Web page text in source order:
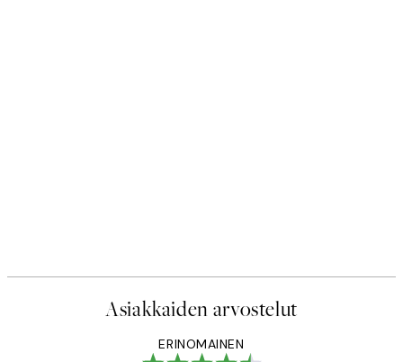
Asiakkaiden arvostelut
ERINOMAINEN